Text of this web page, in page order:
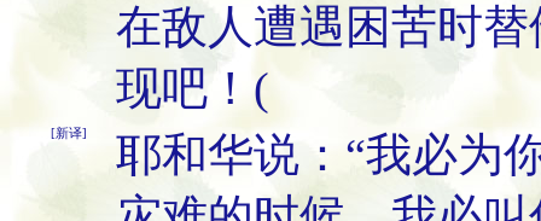
在敌人遭遇困苦时
现吧！(
[新译]
耶和华说：“我必为